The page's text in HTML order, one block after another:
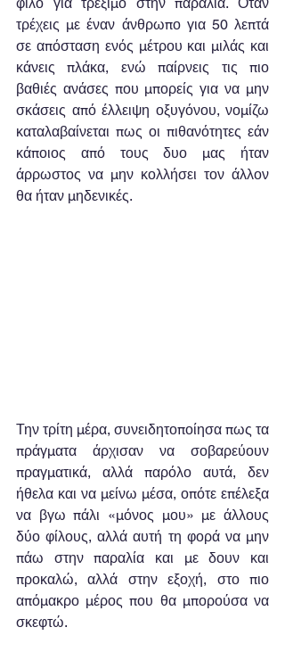
τρέχεις με έναν άνθρωπο για 50 λεπτά
σε απόσταση ενός μέτρου και μιλάς και
κάνεις πλάκα, ενώ παίρνεις τις πιο
βαθιές ανάσες που μπορείς για να μην
σκάσεις από έλλειψη οξυγόνου, νομίζω
καταλαβαίνεται πως οι πιθανότητες εάν
κάποιος από τους δυο μας ήταν
άρρωστος να μην κολλήσει τον άλλον
θα ήταν μηδενικές.
Την τρίτη μέρα, συνειδητοποίησα πως τα
πράγματα άρχισαν να σοβαρεύουν
πραγματικά, αλλά παρόλο αυτά, δεν
ήθελα και να μείνω μέσα, οπότε επέλεξα
να βγω πάλι «μόνος μου» με άλλους
δύο φίλους, αλλά αυτή τη φορά να μην
πάω στην παραλία και με δουν και
προκαλώ, αλλά στην εξοχή, στο πιο
απόμακρο μέρος που θα μπορούσα να
σκεφτώ.